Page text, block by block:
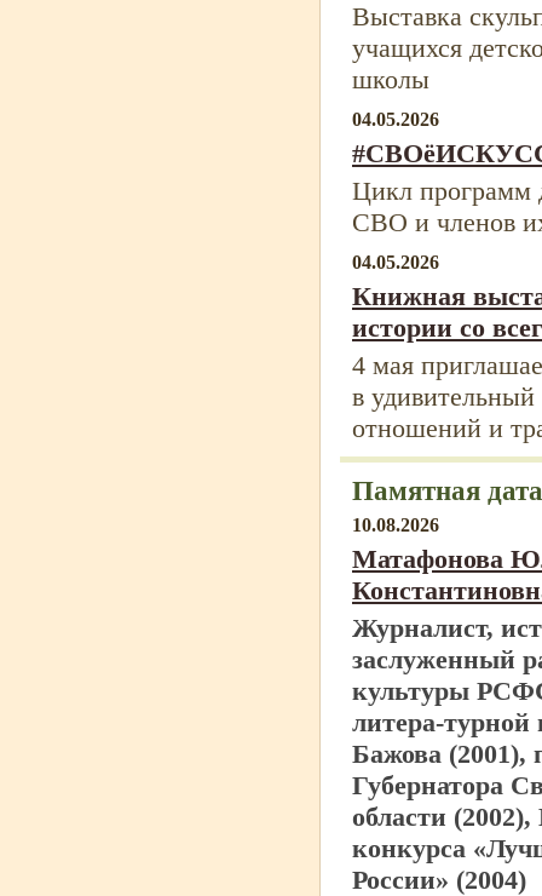
Выставка
учащихся
школы
04.05.2026
Цикл программ
СВО и членов
04.05.2026
Книжная
истории со
4 мая
в
отношений и
Памятная
10.08.2026
Матафонова
Журналист,
заслуженный
культуры
литера-
Бажова (2001),
Губернатора
области (2002),
конкурса
России» (2004)